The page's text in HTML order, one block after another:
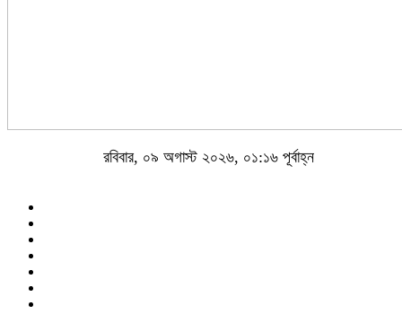
রবিবার, ০৯ অগাস্ট ২০২৬, ০১:১৬ পূর্বাহ্ন